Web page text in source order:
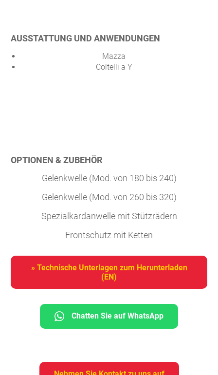
AUSSTATTUNG UND ANWENDUNGEN
Mazza
Coltelli a Y
OPTIONEN & ZUBEHÖR
Gelenkwelle (Mod. von 180 bis 240)
Gelenkwelle (Mod. von 260 bis 320)
Spezialkardanwelle mit Stützrädern
Frontschutz mit Ketten
» Technische Unterlagen zum Herunterladen
(EN)
Chatten Sie auf WhatsApp